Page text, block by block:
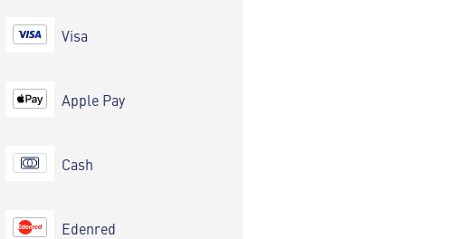
Visa
Apple Pay
Cash
Edenred